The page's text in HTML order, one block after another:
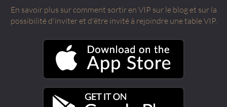
En savoir plus sur comment sortir en VIP sur le blog et sur la
possibilité d'inviter et d'être invité à rejoindre une table VIP.